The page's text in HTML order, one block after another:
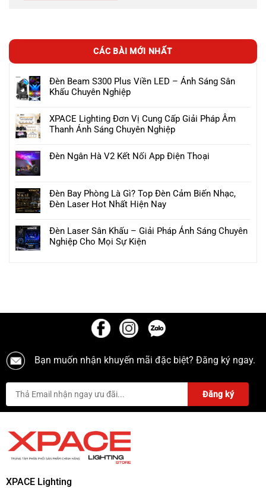
CÁC BÀI MỚI NHẤT
Đèn Beam S300 Plus Viền LED – Ánh Sáng Sân
Khấu Chuyên Nghiệp
XPACE Lighting Đơn Vị Cung Cấp Giải Pháp Âm
Thanh Ánh Sáng Chuyên Nghiệp
Đèn Ngân Hà V2 Kết Nối App Điện Thoại
Đèn Bay Phòng Là Gì? Top Đèn Cảm Biến Nhạc,
Đèn Laser Hot Nhất Hiện Nay
Đèn Laser Sân Khấu – Giải Pháp Ánh Sáng Chuyên
Nghiệp Cho Mọi Sự Kiện
Bạn muốn nhận khuyến mãi đặc biệt? Đăng ký ngay.
XPACE Lighting